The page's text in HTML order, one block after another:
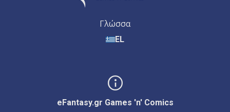
Γλώσσα
EL
eFantasy.gr Games 'n' Comics